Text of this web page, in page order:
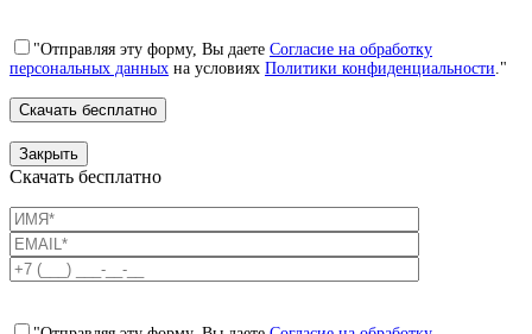
"Отправляя эту форму, Вы даете Согласие на обработку
персональных данных на условиях Политики конфиденциальности ."
Закрыть
Скачать бесплатно